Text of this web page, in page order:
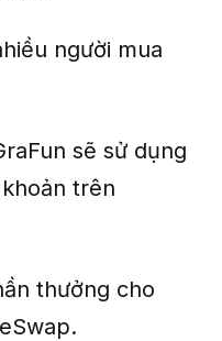
người mua
sẽ sử dụng
trên
thưởng cho